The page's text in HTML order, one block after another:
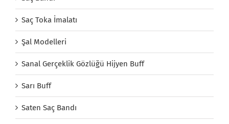
Saç Toka İmalatı
Şal Modelleri
Sanal Gerçeklik Gözlüğü Hijyen Buff
Sarı Buff
Saten Saç Bandı